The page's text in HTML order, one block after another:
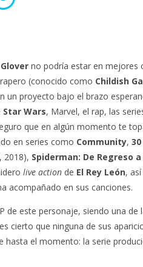
no podría estar en mejores
(conocido como Childish
un proyecto bajo el brazo
Star Wars, Marvel, el rap, las
que en algún momento te
en series como Community,
2018), Spiderman: De Regreso a
live action de El Rey León,
acompañado en sus canciones.
de este personaje, siendo una
cierto que ninguna de sus
hasta el momento: la serie